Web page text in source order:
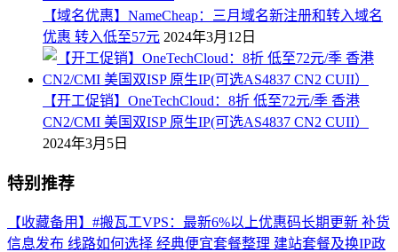
【域名优惠】NameCheap：三月域名新注册和转入域名
优惠 转入低至57元 2024年3月12日
【开工促销】OneTechCloud：8折 低至72元/季 香港
CN2/CMI 美国双ISP 原生IP(可选AS4837 CN2 CUII）
2024年3月5日
特别推荐
【收藏备用】#搬瓦工VPS：最新6%以上优惠码长期更新 补货
信息发布 线路如何选择 经典便宜套餐整理 建站套餐及换IP政